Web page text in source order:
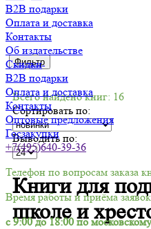
B2B подарки
Оплата и доставка
Контакты
Об издательстве
Скидки
B2B подарки
Оплата и доставка
Контакты
Оптовые предложения
Госзакупки
+7(495)640-39-36
Телефон по вопросам заказа
Время работы и приёма
с 9:00 до 18:00 по
Фильтр
Всего найдено книг: 16
Сортировать по:
Выводить по:
Книги для
школе и